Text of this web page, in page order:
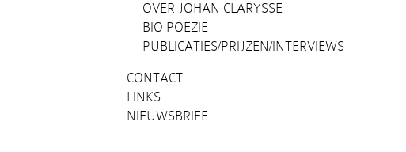
OVER JOHAN CLARYSSE
BIO POËZIE
PUBLICATIES/PRIJZEN/INTERVIEWS
CONTACT
LINKS
NIEUWSBRIEF